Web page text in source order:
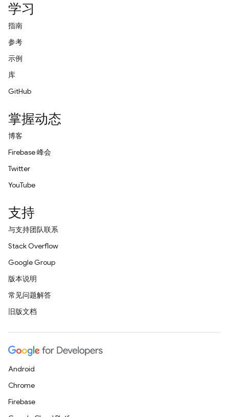
学习
指南
参考
示例
库
GitHub
掌握动态
博客
Firebase 峰会
Twitter
YouTube
支持
与支持团队联系
Stack Overflow
Google Group
版本说明
常见问题解答
旧版文档
Android
Chrome
Firebase